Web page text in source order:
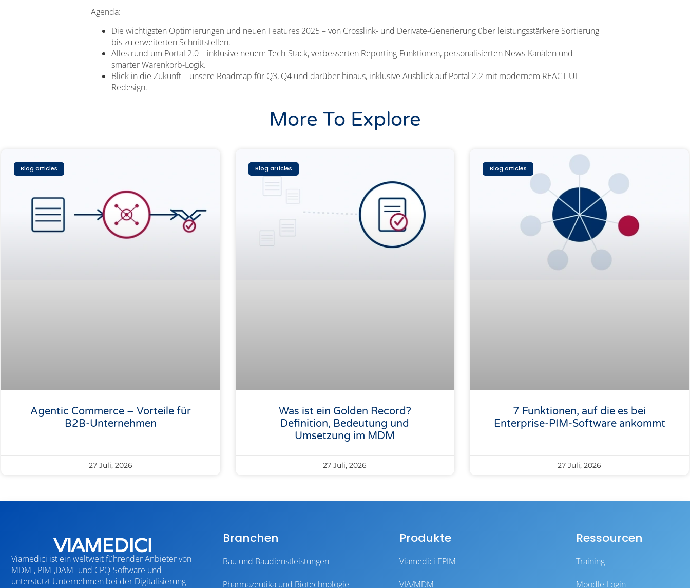
Agenda:
Die wichtigsten Optimierungen und neuen Features 2025 – von Crosslink- und Derivate-Generierung über leistungsstärkere Sortierung
bis zu erweiterten Schnittstellen.
Alles rund um Portal 2.0 – inklusive neuem Tech-Stack, verbesserten Reporting-Funktionen, personalisierten News-Kanälen und
smarter Warenkorb-Logik.
Blick in die Zukunft – unsere Roadmap für Q3, Q4 und darüber hinaus, inklusive Ausblick auf Portal 2.2 mit modernem REACT-UI-
Redesign.
More To Explore
Blog articles
Agentic Commerce – Vorteile für
B2B-Unternehmen
27 Juli, 2026
Blog articles
Was ist ein Golden Record?
Definition, Bedeutung und
Umsetzung im MDM
27 Juli, 2026
Blog articles
7 Funktionen, auf die es bei
Enterprise-PIM-Software ankommt
27 Juli, 2026
Viamedici ist ein weltweit führender Anbieter von
MDM-, PIM-,DAM- und CPQ-Software und
unterstützt Unternehmen bei der Digitalisierung
Branchen
Bau und Baudienstleistungen
Pharmazeutika und Biotechnologie
Produkte
Viamedici EPIM
VIA/MDM
Ressourcen
Training
Moodle Login